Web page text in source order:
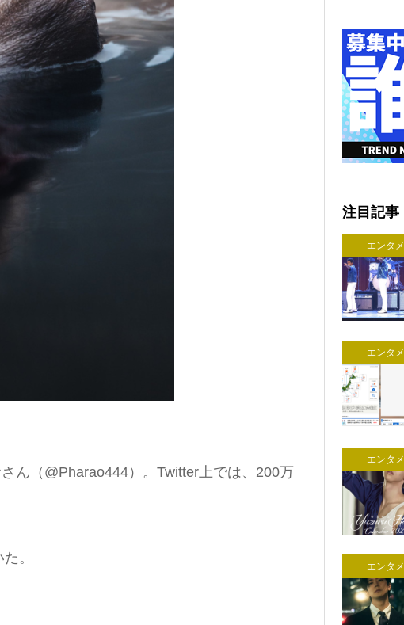
ん（@Pharao444）。Twitter上では、200万
。
注目記事
エンタメ
エンタメ
エンタメ
エンタメ